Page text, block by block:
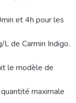
et 4h pour les
de Carmin Indigo.
le modèle de
maximale